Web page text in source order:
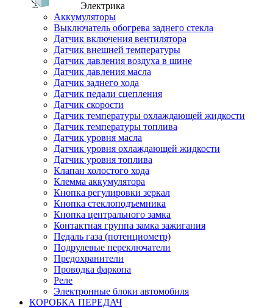
Электрика
Аккумуляторы
Выключатель обогрева заднего стекла
Датчик включения вентилятора
Датчик внешней температуры
Датчик давления воздуха в шине
Датчик давления масла
Датчик заднего хода
Датчик педали сцепления
Датчик скорости
Датчик температуры охлаждающей жидкости
Датчик температуры топлива
Датчик уровня масла
Датчик уровня охлаждающей жидкости
Датчик уровня топлива
Клапан холостого хода
Клемма аккумулятора
Кнопка регулировки зеркал
Кнопка стеклоподъемника
Кнопка центрального замка
Контактная группа замка зажигания
Педаль газа (потенциометр)
Подрулевые переключатели
Предохранители
Проводка фаркопа
Реле
Электронные блоки автомобиля
КОРОБКА ПЕРЕДАЧ